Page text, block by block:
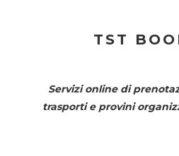
TST
Servizi online di
trasporti e provini